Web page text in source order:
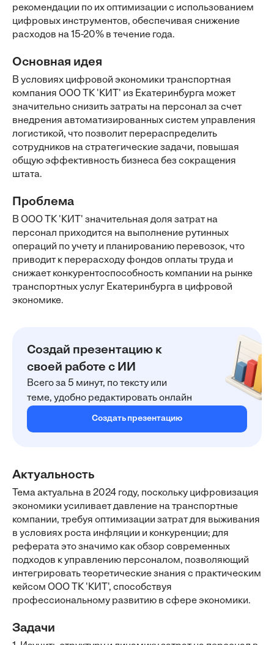
рекомендации по их оптимизации с использованием
цифровых инструментов, обеспечивая снижение
расходов на 15-20% в течение года.
Основная идея
В условиях цифровой экономики транспортная
компания ООО ТК 'КИТ' из Екатеринбурга может
значительно снизить затраты на персонал за счет
внедрения автоматизированных систем управления
логистикой, что позволит перераспределить
сотрудников на стратегические задачи, повышая
общую эффективность бизнеса без сокращения
штата.
Проблема
В ООО ТК 'КИТ' значительная доля затрат на
персонал приходится на выполнение рутинных
операций по учету и планированию перевозок, что
приводит к перерасходу фондов оплаты труда и
снижает конкурентоспособность компании на рынке
транспортных услуг Екатеринбурга в цифровой
экономике.
Создай презентацию к
своей работе с ИИ
Всего за 5 минут, по тексту или
теме, удобно редактировать онлайн
Создать презентацию
Актуальность
Тема актуальна в 2024 году, поскольку цифровизация
экономики усиливает давление на транспортные
компании, требуя оптимизации затрат для выживания
в условиях роста инфляции и конкуренции; для
реферата это значимо как обзор современных
подходов к управлению персоналом, позволяющий
интегрировать теоретические знания с практическим
кейсом ООО ТК 'КИТ', способствуя
профессиональному развитию в сфере экономики.
Задачи